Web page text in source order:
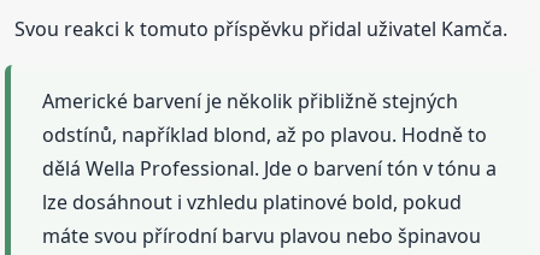
Svou reakci k tomuto příspěvku přidal uživatel Kamča.
Americké barvení je několik přibližně stejných
odstínů, například blond, až po plavou. Hodně to
dělá Wella Professional. Jde o barvení tón v tónu a
lze dosáhnout i vzhledu platinové bold, pokud
máte svou přírodní barvu plavou nebo špinavou